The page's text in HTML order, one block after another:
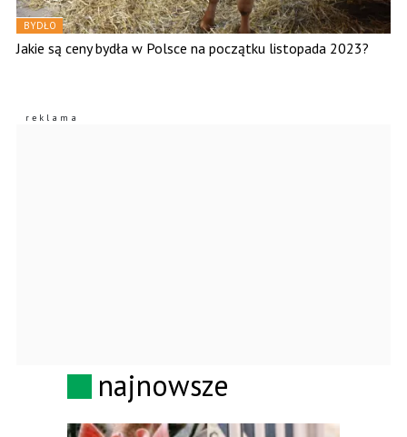
BYDŁO
Jakie są ceny bydła w Polsce na początku listopada 2023?
najnowsze